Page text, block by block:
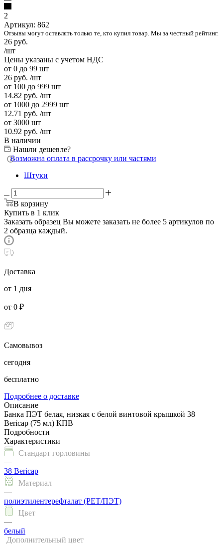
2
Артикул: 862
Отзывы могут оставлять только те, кто купил товар. Мы за честный рейтинг.
26 руб.
/шт
Цены указаны с учетом НДС
от 0 до 99 шт
26 руб. /шт
от 100 до 999 шт
14.82 руб. /шт
от 1000 до 2999 шт
12.71 руб. /шт
от 3000 шт
10.92 руб. /шт
В наличии
Нашли дешевле?
Возможна оплата в рассрочку или частями
Штуки
В корзину
Купить в 1 клик
Заказать образец Вы можете заказать не более 5 артикулов по
2 образца каждый.
Доставка
от 1 дня
от 0 ₽
Самовывоз
сегодня
бесплатно
Подробнее о доставке
Описание
Банка ПЭТ белая, низкая с белой винтовой крышкой 38
Bericap (75 мл) КПВ
Подробности
Характеристики
Стандарт горловины
—
38 Bericap
Материал
—
полиэтилентерефталат (PET/ПЭТ)
Цвет
—
белый
Дополнительный цвет